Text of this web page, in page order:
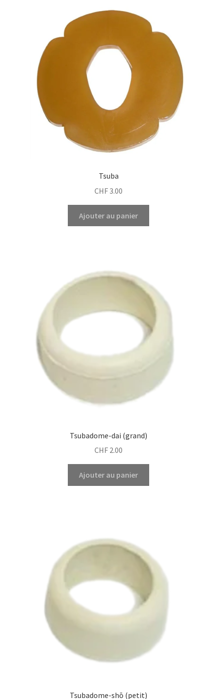
Tsuba
CHF 3.00
Ajouter au panier
Tsubadome-dai (grand)
CHF 2.00
Ajouter au panier
Tsubadome-shō (petit)